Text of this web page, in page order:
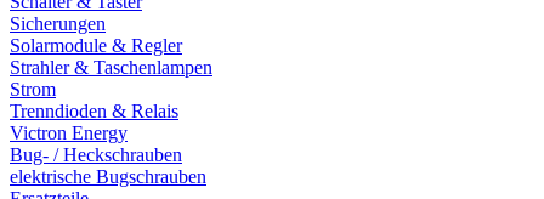
Sicherungen
Solarmodule & Regler
Strahler & Taschenlampen
Strom
Trenndioden & Relais
Victron Energy
Bug- / Heckschrauben
elektrische Bugschrauben